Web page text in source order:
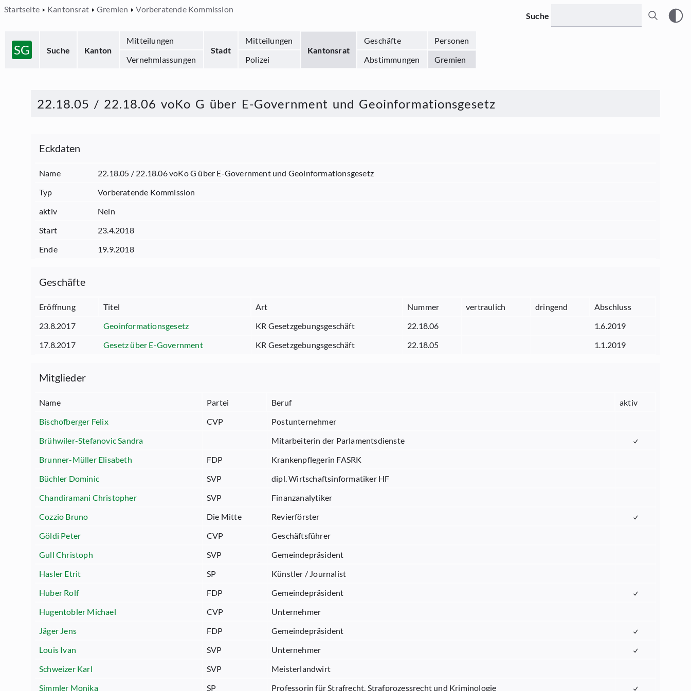
Startseite Kantonsrat Gremien Vorberatende Kommission
SG Suche Kanton
Mitteilungen
Stadt
Mitteilungen
Kantonsrat
Geschäfte
Personen
Vernehmlassungen
Polizei Abstimmungen Gremien
Suche
22.18.05 / 22.18.06 voKo G über E-Government und Geoinformationsgesetz
Eckdaten
Name
22.18.05 / 22.18.06 voKo G über E-Government und Geoinformationsgesetz
Typ
Vorberatende Kommission
aktiv
Nein
Start
23.4.2018
Ende
19.9.2018
Geschäfte
Eröffnung Titel Art Nummer vertraulich dringend
Abschluss
23.8.2017
Geoinformationsgesetz KR Gesetzgebungsgeschäft 22.18.06
1.6.2019
17.8.2017
Gesetz über E-Government KR Gesetzgebungsgeschäft 22.18.05 1.1.2019
Mitglieder
Name Partei Beruf
aktiv
Bischofberger Felix
CVP
Postunternehmer
Brühwiler-Stefanovic Sandra
Mitarbeiterin der Parlamentsdienste
Brunner-Müller Elisabeth
FDP
Krankenpflegerin FASRK
Büchler Dominic
SVP
dipl. Wirtschaftsinformatiker HF
Chandiramani Christopher
SVP
Finanzanalytiker
Cozzio Bruno
Die Mitte
Revierförster
Göldi Peter
CVP
Geschäftsführer
Gull Christoph
SVP
Gemeindepräsident
Hasler Etrit
SP
Künstler / Journalist
Huber Rolf
FDP
Gemeindepräsident
Hugentobler Michael
CVP
Unternehmer
Jäger Jens
FDP
Gemeindepräsident
Louis Ivan
SVP
Unternehmer
Schweizer Karl
SVP
Meisterlandwirt
Simmler Monika
SP Professorin für Strafrecht, Strafprozessrecht und Kriminologie